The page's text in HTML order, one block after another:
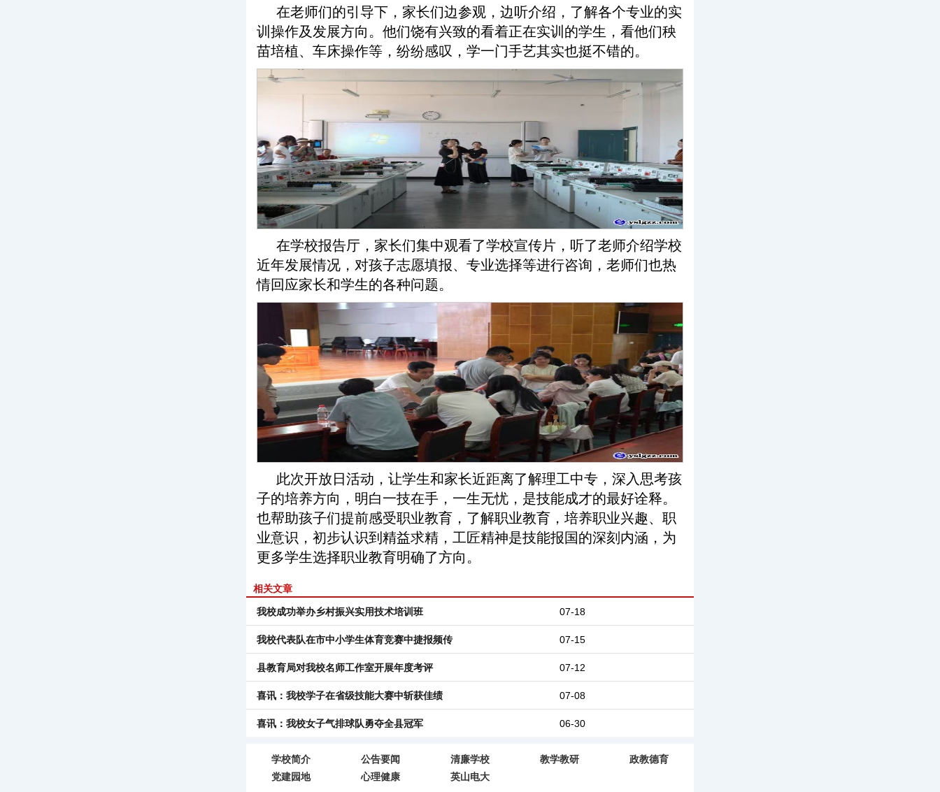
在老师们的引导下，家长们边参观，边听介绍，了解各个专业的实
训操作及发展方向。他们饶有兴致的看着正在实训的学生，看他们秧
苗培植、车床操作等，纷纷感叹，学一门手艺其实也挺不错的。
在学校报告厅，家长们集中观看了学校宣传片，听了老师介绍学校
近年发展情况，对孩子志愿填报、专业选择等进行咨询，老师们也热
情回应家长和学生的各种问题。
此次开放日活动，让学生和家长近距离了解理工中专，深入思考孩
子的培养方向，明白一技在手，一生无忧，是技能成才的最好诠释。
也帮助孩子们提前感受职业教育，了解职业教育，培养职业兴趣、职
业意识，初步认识到精益求精，工匠精神是技能报国的深刻内涵，为
更多学生选择职业教育明确了方向。
相关文章
07-18
我校成功举办乡村振兴实用技术培训班
07-15
我校代表队在市中小学生体育竞赛中捷报频传
07-12
县教育局对我校名师工作室开展年度考评
07-08
喜讯：我校学子在省级技能大赛中斩获佳绩
06-30
喜讯：我校女子气排球队勇夺全县冠军
学校简介 公告要闻 清廉学校 教学教研
政教德育
党建园地
心理健康 英山电大